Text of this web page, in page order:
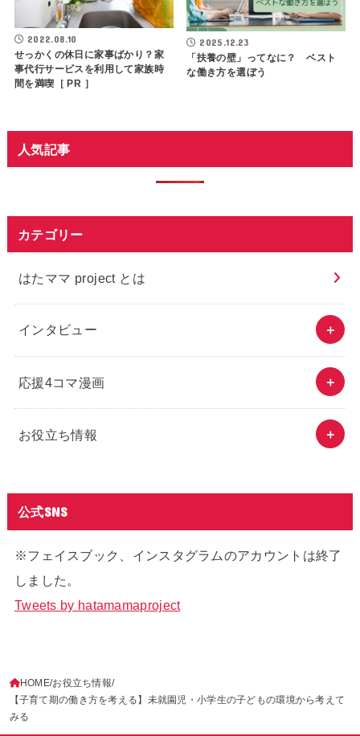
2022.08.10
せっかくの休日に家事ばかり？家
事代行サービスを利用して家族時
間を満喫［ PR ］
2025.12.23
「扶養の壁」ってなに？ ベスト
な働き方を選ぼう
人気記事
カテゴリー
はたママ project とは
インタビュー
応援4コマ漫画
お役立ち情報
公式SNS
※フェイスブック、インスタグラムのアカウントは終了
しました。
Tweets by hatamamaproject
HOME お役立ち情報
【子育て期の働き方を考える】未就園児・小学生の子どもの環境から考えて
みる